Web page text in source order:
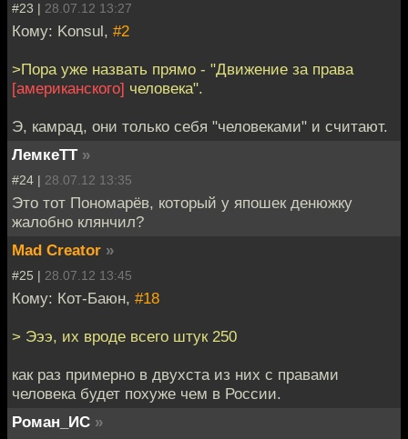
#23 | 28.07.12 13:27
Кому: Konsul, #2
>Пора уже назвать прямо - "Движение за права
[американского] человека".
Э, камрад, они только себя "человеками" и считают.
ЛемкеТТ »
#24 | 28.07.12 13:35
Это тот Пономарёв, который у япошек денюжку
жалобно клянчил?
Mad Creator »
#25 | 28.07.12 13:45
Кому: Кот-Баюн, #18
> Эээ, их вроде всего штук 250
как раз примерно в двухста из них с правами
человека будет похуже чем в России.
Роман_ИС »